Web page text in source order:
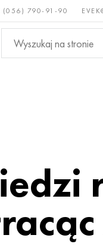
(056) 790-91-90